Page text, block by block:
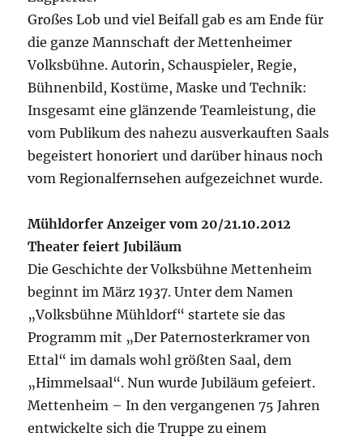
Großes Lob und viel Beifall gab es am Ende für
die ganze Mannschaft der Mettenheimer
Volksbühne. Autorin, Schauspieler, Regie,
Bühnenbild, Kostüme, Maske und Technik:
Insgesamt eine glänzende Teamleistung, die
vom Publikum des nahezu ausverkauften Saals
begeistert honoriert und darüber hinaus noch
vom Regionalfernsehen aufgezeichnet wurde.
Mühldorfer Anzeiger vom 20/21.10.2012
Theater feiert Jubiläum
Die Geschichte der Volksbühne Mettenheim
beginnt im März 1937. Unter dem Namen
„Volksbühne Mühldorf“ startete sie das
Programm mit „Der Paternosterkramer von
Ettal“ im damals wohl größten Saal, dem
„Himmelsaal“. Nun wurde Jubiläum gefeiert.
Mettenheim – In den vergangenen 75 Jahren
entwickelte sich die Truppe zu einem